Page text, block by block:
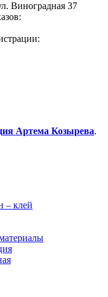
Виноградная 37
Артема Козырева.
– клей